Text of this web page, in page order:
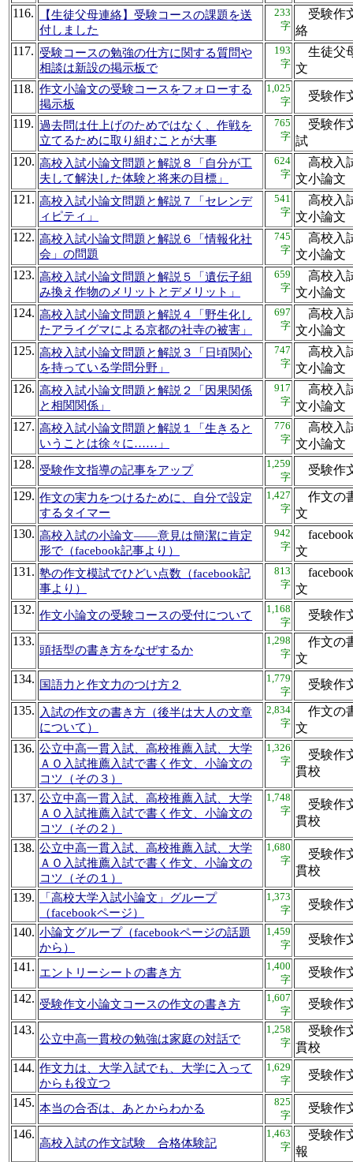
116.
【生徒父母連絡】受験コースの課題を送
付しました
233
字
受験作
絡
117. 受験コースの勉強の仕方に関する質問や
相談は新設の掲示板で
193
字
生徒父
文
118. 作文小論文の受験コースをフォローする
掲示板
1,025
字
受験
119. 過去問は仕上げのためではなく、作戦を
立てるために取り組むことが大事
765
字
受験作
試
120. 高校入試小論文問題と解説８「自分が工
夫して解決した体験と将来の目標」
624
字
高校入
文小
121. 高校入試小論文問題と解説７「セレンデ
ィピティ」
541
字
高校入
文小
122. 高校入試小論文問題と解説６「情報化社
会」の問題
745
字
高校入
文小
123. 高校入試小論文問題と解説５「遺伝子組
み換え作物のメリットとデメリット」
659
字
高校入
文小
124. 高校入試小論文問題と解説４「野生化し
たアライグマによる京都の社寺の被害」
697
字
高校入
文小
125. 高校入試小論文問題と解説３「日頃関心
を持っている学問分野」
747
字
高校入
文小
126. 高校入試小論文問題と解説２「因果関係
と相関関係」
917
字
高校入
文小
127. 高校入試小論文問題と解説１「生きると
いうことは徐々に……」
776
字
高校入
文小
128. 受験作文指導の記事をアップ
1,259
字
受験
129. 作文の実力をつけるために、自分で設定
するタイマー
1,427
字
作文の
文
130. 高校入試の小論文――意見は簡潔に肯定
形で（facebook記事より）
942
字 文
131. 塾の作文模試でひどい点数（facebook記
事より）
813
字 文
132. 作文小論文の受験コースの受付について
1,168
字
受験
133.
頭括型の書き方をなぜするか
1,298
字
作文の
文
134.
国語力と作文力のつけ方２
1,779
字
受験
135.
入試の作文の書き方（後半は大人の文章
について）
2,834
字
作文の
文
136. 公立中高一貫入試、高校推薦入試、大学
ＡＯ入試推薦入試で書く作文、小論文の
コツ（その３）
1,326
字
受験作
貫校
137. 公立中高一貫入試、高校推薦入試、大学
ＡＯ入試推薦入試で書く作文、小論文の
コツ（その２）
1,748
字
受験作
貫校
138. 公立中高一貫入試、高校推薦入試、大学
ＡＯ入試推薦入試で書く作文、小論文の
コツ（その１）
1,680
字
受験作
貫校
139.
「高校大学入試小論文」グループ
（facebookページ）
1,373
字
受験作
140. 小論文グループ（facebookページの話題
から）
1,459
字
受験作
141. エントリーシートの書き方
1,400
字
受験
142. 受験作文小論文コースの作文の書き方
1,607
字
受験
143.
公立中高一貫校の勉強は家庭の対話で
1,258
字
受験作
貫校
144. 作文力は、大学入試でも、大学に入って
からも役立つ
1,629
字
受験
145. 本当の合否は、あとからわかる
825
字
受験
146.
高校入試の作文試験 合格体験記
1,463
字
受験作
報